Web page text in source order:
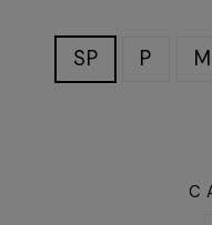
SP P M